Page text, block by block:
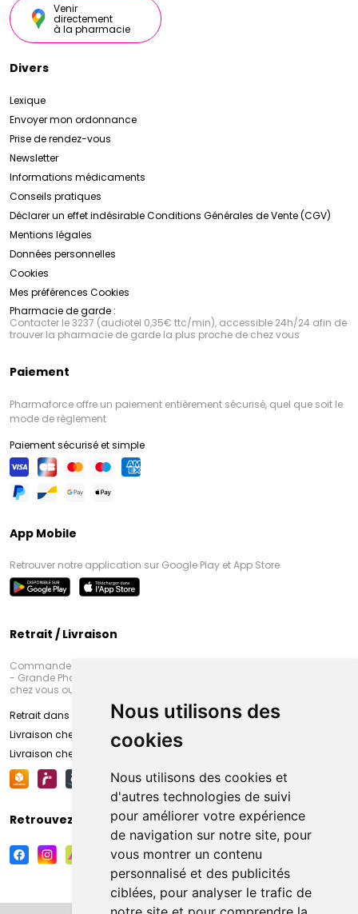
Nous utilisons des
cookies
Nous utilisons des cookies et
d'autres technologies de suivi
pour améliorer votre expérience
de navigation sur notre site, pour
vous montrer un contenu
personnalisé et des publicités
ciblées, pour analyser le trafic de
Venir
directement
à la pharmacie
Divers
Lexique
Envoyer mon ordonnance
Prise de rendez-vous
Newsletter
Informations médicaments
Conseils pratiques
Déclarer un effet indésirableConditions Générales de Vente (CGV)
Mentions légales
Données personnelles
Cookies
Mes préférences Cookies
Pharmacie de garde :
Contacter le 3237 (audiotel 0,35€ ttc/min), accessible 24h/24 afin de
trouver la pharmacie de garde la plus proche de chez vous
Paiement
Pharmaforce offre un paiement entièrement sécurisé, quel que soit le
mode de règlement
Paiement sécurisé et simple
App Mobile
Retrouver notre application sur Google Play et App Store
Retrait / Livraison
Commandez en ligne et venez chercher votre commande à Amiens
- Grande Pharmacie d’Amiens (Fachon) ou recevez-là rapidement
chez vous ou en point retrait
Retrait dans la pharmacie d’Amiens
Livraison chez vous
Livraison chez votre commerçant
Retrouvez-nous sur vos réseaux sociaux